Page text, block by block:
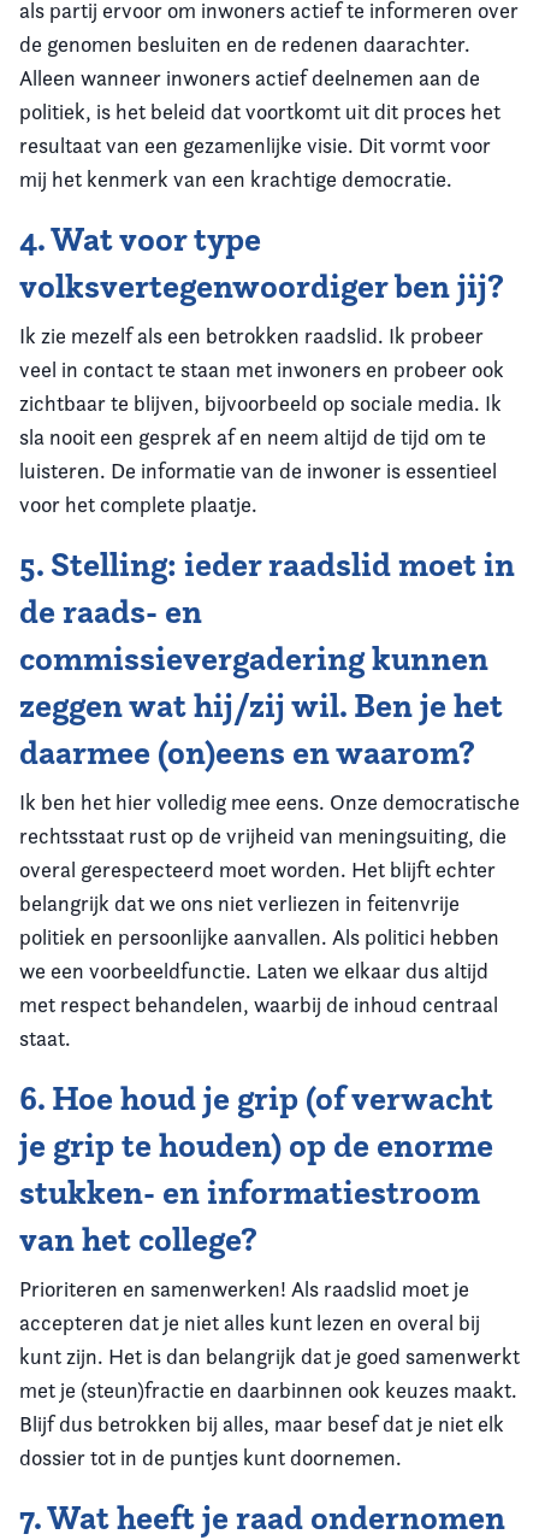
als partij ervoor om inwoners actief te informeren over
de genomen besluiten en de redenen daarachter.
Alleen wanneer inwoners actief deelnemen aan de
politiek, is het beleid dat voortkomt uit dit proces het
resultaat van een gezamenlijke visie. Dit vormt voor
mij het kenmerk van een krachtige democratie.
4. Wat voor type
volksvertegenwoordiger ben jij?
Ik zie mezelf als een betrokken raadslid. Ik probeer
veel in contact te staan met inwoners en probeer ook
zichtbaar te blijven, bijvoorbeeld op sociale media. Ik
sla nooit een gesprek af en neem altijd de tijd om te
luisteren. De informatie van de inwoner is essentieel
voor het complete plaatje.
5. Stelling: ieder raadslid moet in
de raads- en
commissievergadering kunnen
zeggen wat hij/zij wil. Ben je het
daarmee (on)eens en waarom?
Ik ben het hier volledig mee eens. Onze democratische
rechtsstaat rust op de vrijheid van meningsuiting, die
overal gerespecteerd moet worden. Het blijft echter
belangrijk dat we ons niet verliezen in feitenvrije
politiek en persoonlijke aanvallen. Als politici hebben
we een voorbeeldfunctie. Laten we elkaar dus altijd
met respect behandelen, waarbij de inhoud centraal
staat.
6. Hoe houd je grip (of verwacht
je grip te houden) op de enorme
stukken- en informatiestroom
van het college?
Prioriteren en samenwerken! Als raadslid moet je
accepteren dat je niet alles kunt lezen en overal bij
kunt zijn. Het is dan belangrijk dat je goed samenwerkt
met je (steun)fractie en daarbinnen ook keuzes maakt.
Blijf dus betrokken bij alles, maar besef dat je niet elk
dossier tot in de puntjes kunt doornemen.
7. Wat heeft je raad ondernomen